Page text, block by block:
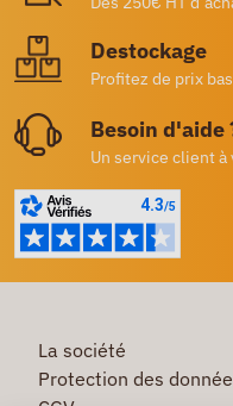
Destockage
Profitez de prix
Besoin d'aide
Un service client
La société
Protection des